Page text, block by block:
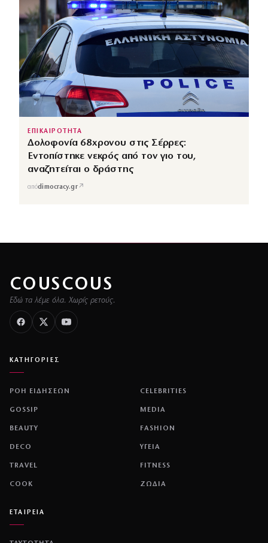
ΕΠΙΚΑΙΡΟΤΗΤΑ
Δολοφονία 68χρονου στις Σέρρες:
Εντοπίστηκε νεκρός από τον γιο του,
αναζητείται ο δράστης
απόdimocracy.gr↗
COUSCOUS
Εδώ τα λέμε όλα. Χωρίς ρετούς.
ΚΑΤΗΓΟΡΙΕΣ
ΡΟΗ ΕΙΔΗΣΕΩΝ CELEBRITIES
GOSSIP MEDIA
BEAUTY FASHION
DECO ΥΓΕΙΑ
TRAVEL FITNESS
COOK ΖΩΔΙΑ
ΕΤΑΙΡΕΙΑ